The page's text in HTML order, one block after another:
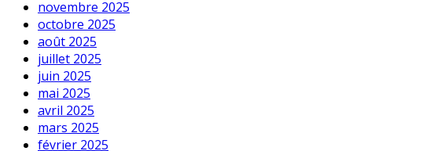
novembre 2025
octobre 2025
août 2025
juillet 2025
juin 2025
mai 2025
avril 2025
mars 2025
février 2025